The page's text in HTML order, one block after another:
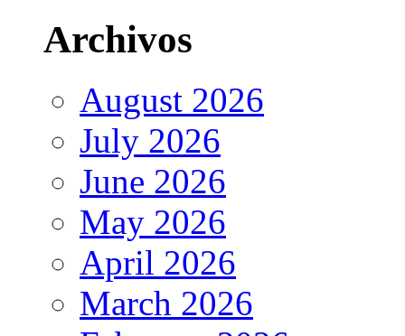
Archivos
August 2026
July 2026
June 2026
May 2026
April 2026
March 2026